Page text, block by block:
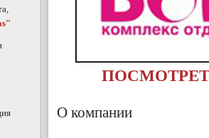
О компании